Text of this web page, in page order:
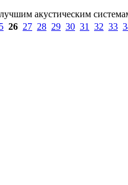
акустическим
26 27 28 29 30 31 32 33